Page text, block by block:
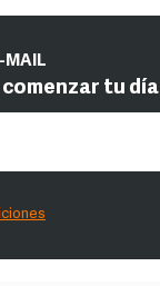
MAIL
tu día